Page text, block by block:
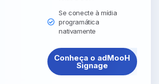
Se conecte à mídia
programática
nativamente
Conheça o adMooH
Signage